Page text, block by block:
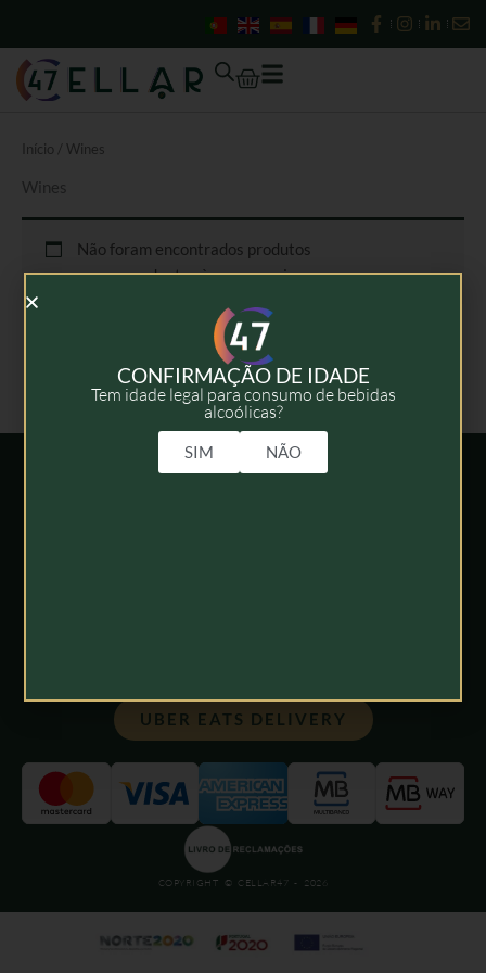
content
Cart
Início / Wines
Wines
Não foram encontrados produtos
correspondentes à sua pesquisa.
UBER EATS DELIVERY
COPYRIGHT © CELLAR47 - 2026
CONFIRMAÇÃO DE IDADE
Tem idade legal para consumo de bebidas
alcoólicas?
SIM NÃO